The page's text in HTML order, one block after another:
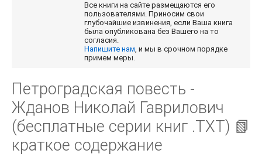
Все книги на сайте размещаются его
пользователями. Приносим свои
глубочайшие извинения, если Ваша книга
была опубликована без Вашего на то
согласия.
Напишите нам, и мы в срочном порядке
примем меры.
Петроградская повесть -
Жданов Николай Гаврилович
(бесплатные серии книг .TXT) 📗
краткое содержание